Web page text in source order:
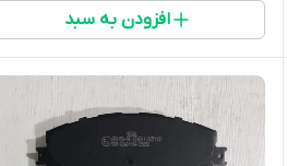
افزودن به سبد